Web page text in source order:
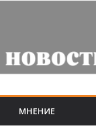
МНЕНИЕ